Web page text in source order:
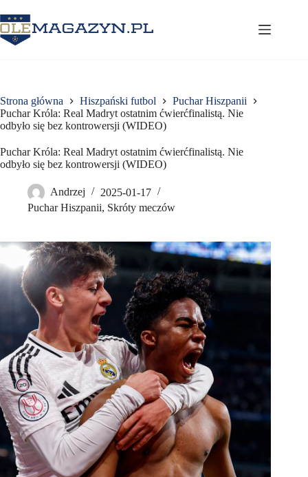
do
treści
Strona główna Hiszpański futbol
Puchar Hiszpanii
Puchar Króla: Real Madryt ostatnim ćwierćfinalistą. Nie
odbyło się bez kontrowersji (WIDEO)
Puchar Króla: Real Madryt ostatnim ćwierćfinalistą. Nie
odbyło się bez kontrowersji (WIDEO)
Andrzej
2025-01-17
Puchar Hiszpanii, Skróty meczów